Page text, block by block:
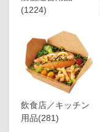
(1224)
飲食店／キッチン
用品(281)